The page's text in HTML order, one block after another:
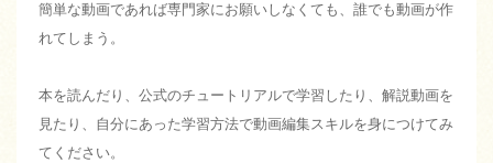
簡単な動画であれば専門家にお願いしなくても、誰でも動画が作
れてしまう。
本を読んだり、公式のチュートリアルで学習したり、解説動画を
見たり、自分にあった学習方法で動画編集スキルを身につけてみ
てください。